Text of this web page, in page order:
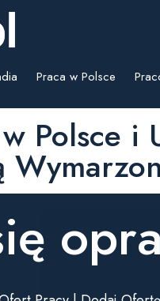
Praca w Polsce
Polsce i